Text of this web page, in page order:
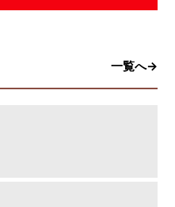
一覧へ→